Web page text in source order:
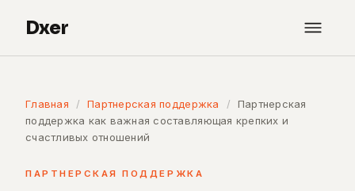
Dxer
Главная / Партнерская поддержка /
Партнерская
поддержка как важная составляющая крепких и
счастливых отношений
ПАРТНЕРСКАЯ ПОДДЕРЖКА